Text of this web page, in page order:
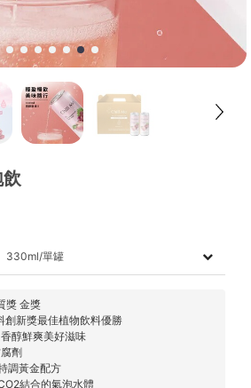
330ml/單罐
獎 金獎
新獎最佳植物飲料優勝
醇鮮爽美好滋味
劑
調黃金配方
結合的氣泡水體